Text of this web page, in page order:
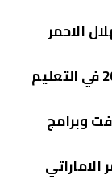
الاحمر
● دورات في الرؤيا الاماراتية لعام 2010 في التعليم
وبرامج
الاماراتي